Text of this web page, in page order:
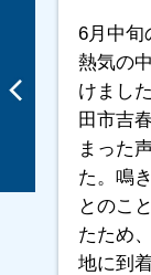
高泊｜南
王町｜南
出 幸町
出 緑町
井｜横土
6月中旬
熱気の
けまし
田市吉
まった
た。鳴
とのこ
たため
地に到